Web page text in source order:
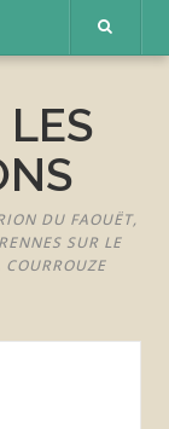
DU FAOUËT,
SUR LE